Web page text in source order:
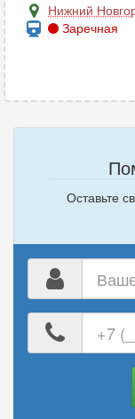
Нижний
Заречная
Оставьте